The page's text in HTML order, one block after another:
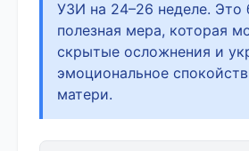
УЗИ на 24–26 неделе. Это
полезная мера, которая
скрытые осложнения и
эмоциональное
матери.